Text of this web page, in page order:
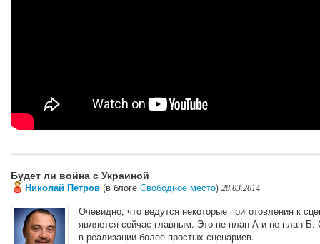
Будет ли война с Украиной
Николай Петров (в блоге Свободное место) 28.03.2014
Очевидно, что ведутся некоторые приготовления к
является сейчас главным. Это не план А и не план Б.
в реализации более простых сценариев.